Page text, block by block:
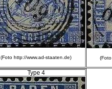
(Foto http://www.ad-staaten.de)
Type 4